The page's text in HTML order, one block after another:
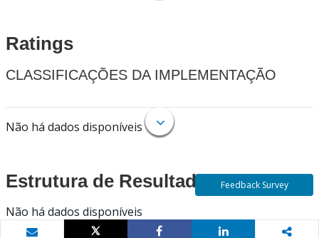
Ratings
CLASSIFICAÇÕES DA IMPLEMENTAÇÃO
Não há dados disponíveis
Estrutura de Resultados
Não há dados disponíveis
Feedback Survey